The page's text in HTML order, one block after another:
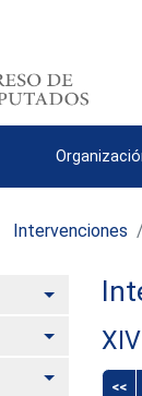
Intervenciones
Alternar
Alternar
Alternar
<<